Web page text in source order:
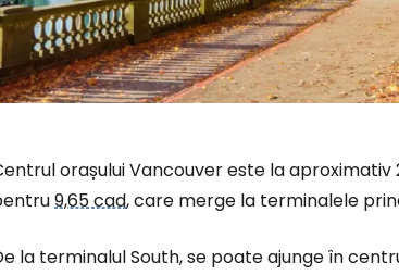
orașului Vancouver este la
9,65 cad, care merge la terminalele
la terminalul South, se poate ajunge în